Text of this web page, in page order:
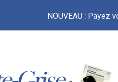
NOUVEAU : Payez